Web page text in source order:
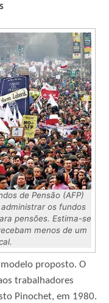
de Pensão (AFP)
os fundos
pensões. Estima-se
menos de um
proposto. O
trabalhadores
Pinochet, em 1980.